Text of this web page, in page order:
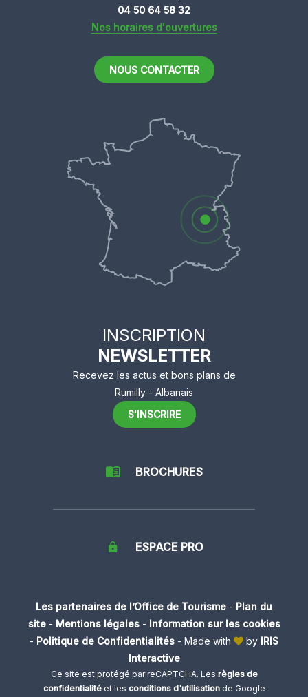
04 50 64 58 32
Nos horaires d'ouvertures
NOUS CONTACTER
INSCRIPTION
NEWSLETTER
Recevez les actus et bons plans de
Rumilly - Albanais
S'INSCRIRE
BROCHURES
ESPACE PRO
Les partenaires de l’Office de Tourisme - Plan du
site- Mentions légales- Information sur les cookies
- Politique de Confidentialités - Made with by IRIS
Interactive
Ce site est protégé par reCAPTCHA. Les règles de
confidentialitéet les conditions d'utilisationde Google